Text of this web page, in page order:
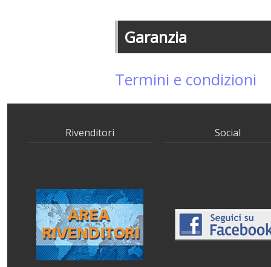
Garanzia
Termini e condizioni
Rivenditori Social